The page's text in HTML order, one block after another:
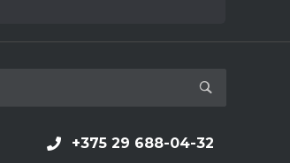
+375 29 688-04-32